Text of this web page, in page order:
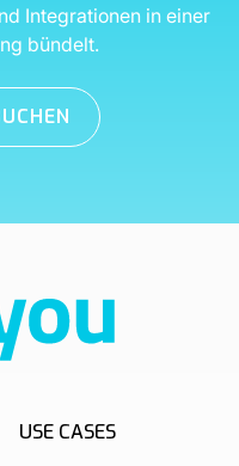
Integrationen in einer
bündelt.
USE CASES